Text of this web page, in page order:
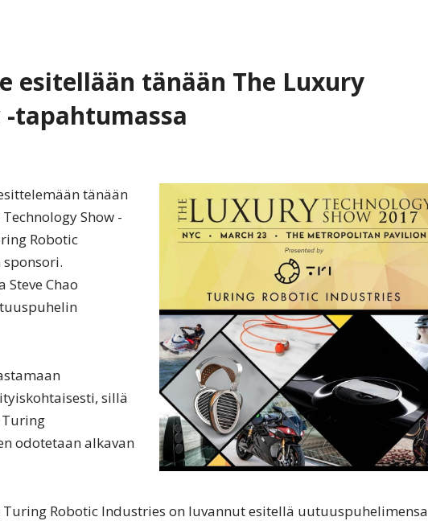
esitellään tänään The Luxury
-tapahtumassa
tänään
Show -
Robotic
Chao
sillä
odotetaan alkavan
Robotic Industries on luvannut esitellä uutuuspuhelimensa